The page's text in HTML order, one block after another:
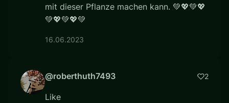
mit dieser Pflanze machen kann. 💚💖💚💖
💚💖💚💖💚
16.06.2023
@roberthuth7493 2
Like